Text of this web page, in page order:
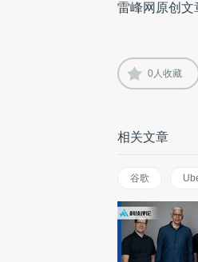
雷峰网原创文
0人收藏
相关文章
谷歌